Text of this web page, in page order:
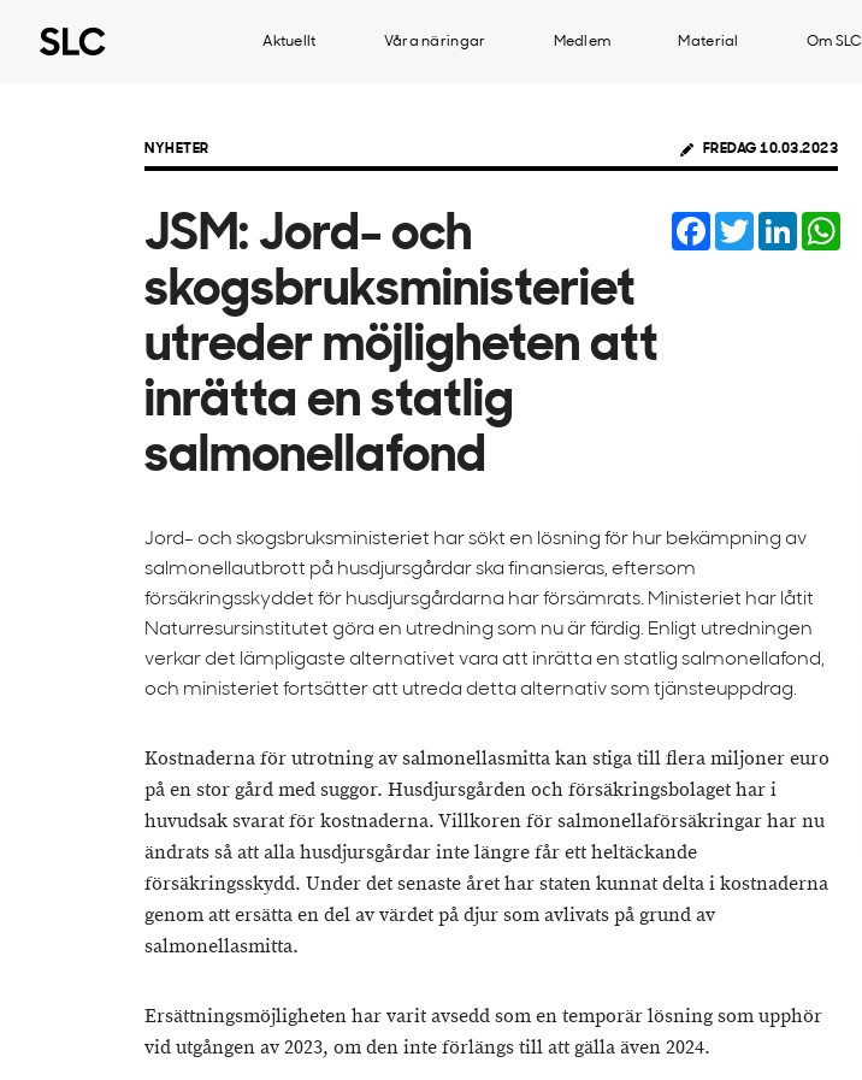
Aktuellt Våra näringar Medlem Material Om SLC
NYHETER FREDAG 10.03.2023
JSM: Jord- och
skogsbruksministeriet
utreder möjligheten att
inrätta en statlig
salmonellafond
Facebook
TwitterLinkedIn
Jord- och skogsbruksministeriet har sökt en lösning för hur bekämpning av
salmonellautbrott på husdjursgårdar ska finansieras, eftersom
försäkringsskyddet för husdjursgårdarna har försämrats. Ministeriet har låtit
Naturresursinstitutet göra en utredning som nu är färdig. Enligt utredningen
verkar det lämpligaste alternativet vara att inrätta en statlig salmonellafond,
och ministeriet fortsätter att utreda detta alternativ som tjänsteuppdrag.
Kostnaderna för utrotning av salmonellasmitta kan stiga till flera miljoner euro
på en stor gård med suggor. Husdjursgården och försäkringsbolaget har i
huvudsak svarat för kostnaderna. Villkoren för salmonellaförsäkringar har nu
ändrats så att alla husdjursgårdar inte längre får ett heltäckande
försäkringsskydd. Under det senaste året har staten kunnat delta i kostnaderna
genom att ersätta en del av värdet på djur som avlivats på grund av
salmonellasmitta.
Ersättningsmöjligheten har varit avsedd som en temporär lösning som upphör
vid utgången av 2023, om den inte förlängs till att gälla även 2024.